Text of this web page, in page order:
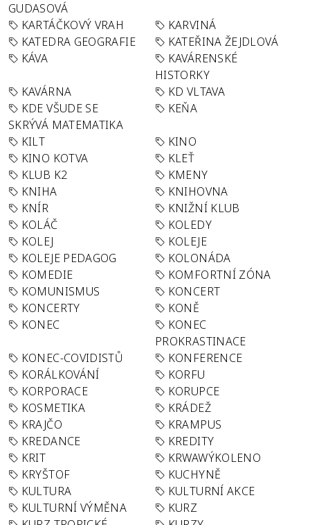
GUDASOVÁ
KARTÁČKOVÝ VRAH
KARVINÁ
KATEDRA GEOGRAFIE
KATEŘINA ŽEJDLOVÁ
KÁVA
KAVÁRENSKÉ
HISTORKY
KAVÁRNA
KD VLTAVA
KDE VŠUDE SE
SKRÝVÁ MATEMATIKA
KEŇA
KILT
KINO
KINO KOTVA
KLEŤ
KLUB K2
KMENY
KNIHA
KNIHOVNA
KNÍR
KNIŽNÍ KLUB
KOLÁČ
KOLEDY
KOLEJ
KOLEJE
KOLEJE PEDAGOG
KOLONÁDA
KOMEDIE
KOMFORTNÍ ZÓNA
KOMUNISMUS
KONCERT
KONCERTY
KONĚ
KONEC
KONEC
PROKRASTINACE
KONEC-COVIDISTŮ
KONFERENCE
KORÁLKOVÁNÍ
KORFU
KORPORACE
KORUPCE
KOSMETIKA
KRÁDEŽ
KRAJČO
KRAMPUS
KREDANCE
KREDITY
KRIT
KRWAWÝKOLENO
KRYŠTOF
KUCHYNĚ
KULTURA
KULTURNÍ AKCE
KULTURNÍ VÝMĚNA
KURZ